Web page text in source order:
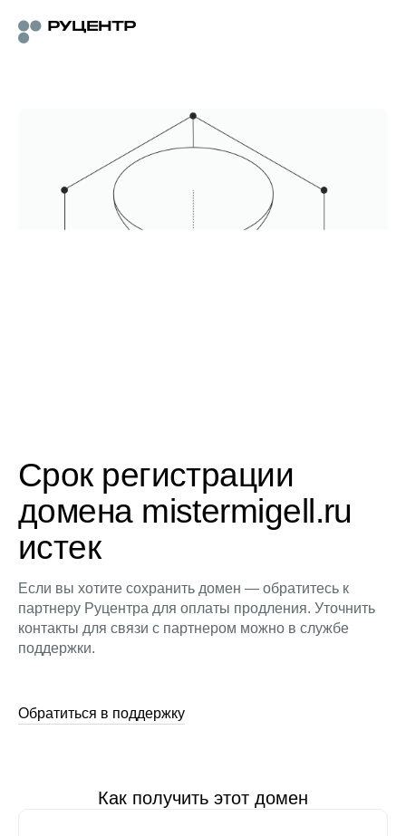
Срок регистрации
домена mistermigell.ru
истек
Если вы хотите сохранить домен — обратитесь к
партнеру Руцентра для оплаты продления. Уточнить
контакты для связи с партнером можно в службе
поддержки.
Обратиться в поддержку
Как получить этот домен